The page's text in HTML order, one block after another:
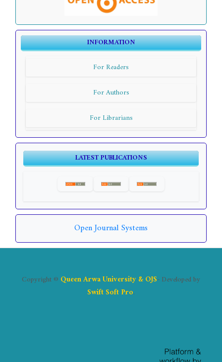
INFORMATION
For Readers
For Authors
For Librarians
LATEST PUBLICATIONS
Open Journal Systems
Copyright © Queen Arwa University & OJS- Developed by
Swift Soft Pro.